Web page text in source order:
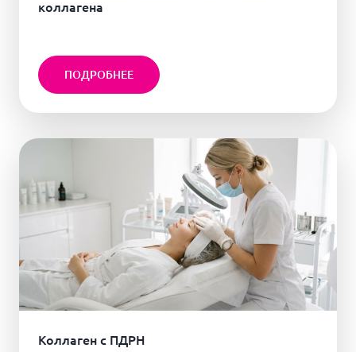
коллагена
ПОДРОБНЕЕ
Коллаген с ПДРН